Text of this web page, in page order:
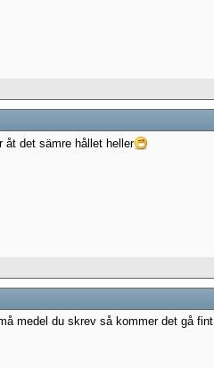
åt det sämre hållet heller
medel du skrev så kommer det gå fint.